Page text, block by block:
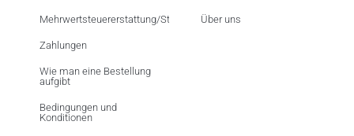
Mehrwertsteuererstattung/Steuerfrei
Zahlungen
Wie man eine Bestellung
aufgibt
Bedingungen und
Konditionen
Über uns